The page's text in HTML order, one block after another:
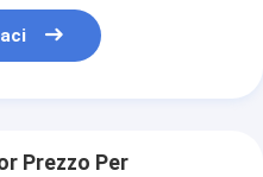
Prezzo Per